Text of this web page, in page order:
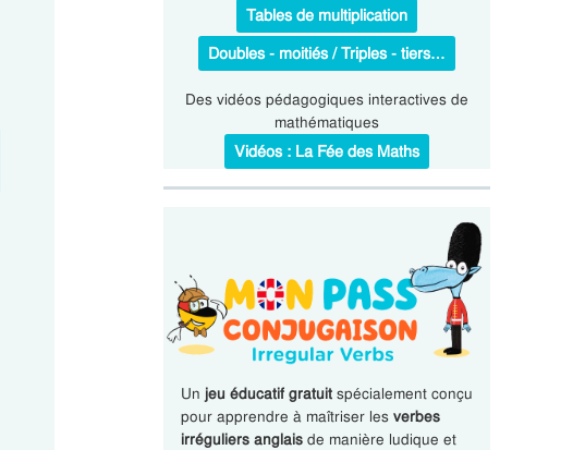
Tables de multiplication
Doubles - moitiés / Triples - tiers…
Des vidéos pédagogiques interactives de
mathématiques
Vidéos : La Fée des Maths
Un jeu éducatif gratuitspécialement conçu
pour apprendre à maîtriser les verbes
irréguliers anglaisde manière ludique et